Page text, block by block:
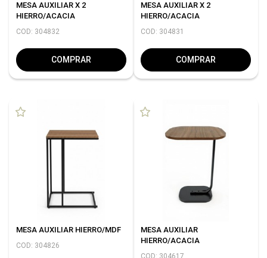
MESA AUXILIAR X 2
HIERRO/ACACIA
COD: 304832
COMPRAR
MESA AUXILIAR X 2
HIERRO/ACACIA
COD: 304831
COMPRAR
MESA AUXILIAR HIERRO/MDF
COD: 304826
MESA AUXILIAR
HIERRO/ACACIA
COD: 304617